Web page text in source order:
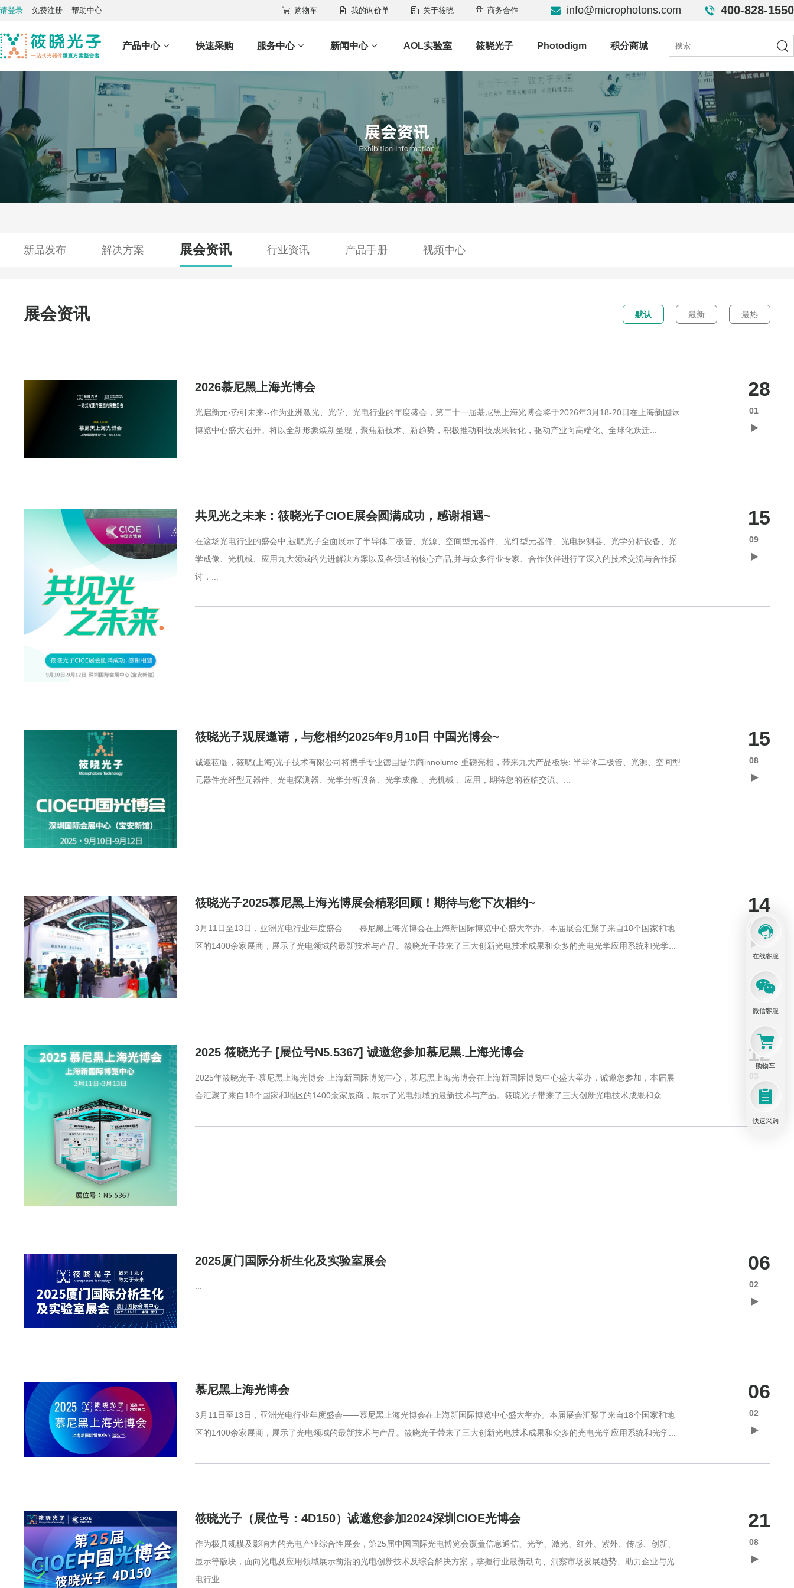
请登录 免费注册 帮助中心 购物车 我的询价单 关于筱晓 商务合作 info@microphotons.com 400-828-1550
产品中心 快速采购 服务中心 新闻中心 AOL实验室 筱晓光子 Photodigm 积分商城
在线客服
微信客服
购物车
快速采购
新品发布 解决方案 展会资讯 行业资讯 产品手册 视频中心
展会资讯 默认 最新 最热
2026慕尼黑上海光博会
光启新元·势引未来--作为亚洲激光、光学、光电行业的年度盛会，第二十一届慕尼黑上海光博会将于2026年3月18-20日在上海新国际
博览中心盛大召开。将以全新形象焕新呈现，聚焦新技术、新趋势，积极推动科技成果转化，驱动产业向高端化、全球化跃迁...
28
01
共见光之未来：筱晓光子CIOE展会圆满成功，感谢相遇~
在这场光电行业的盛会中,被晓光子全面展示了半导体二极管、光源、空间型元器件、光纤型元器件、光电探测器、光学分析设备、光
学成像、光机械、应用九大领域的先进解决方案以及各领域的核心产品,并与众多行业专家、合作伙伴进行了深入的技术交流与合作探
讨，...
15
09
筱晓光子观展邀请，与您相约2025年9月10日 中国光博会~
诚邀莅临，筱晓(上海)光子技术有限公司将携手专业德国提供商innolume 重磅亮相，带来九大产品板块: 半导体二极管、光源、空间型
元器件光纤型元器件、光电探测器、光学分析设备、光学成像 、光机械 、应用，期待您的莅临交流。...
15
08
筱晓光子2025慕尼黑上海光博展会精彩回顾！期待与您下次相约~
3月11日至13日，亚洲光电行业年度盛会——慕尼黑上海光博会在上海新国际博览中心盛大举办。本届展会汇聚了来自18个国家和地
区的1400余家展商，展示了光电领域的最新技术与产品。筱晓光子带来了三大创新光电技术成果和众多的光电光学应用系统和光学...
14
03
2025 筱晓光子 [展位号N5.5367] 诚邀您参加慕尼黑.上海光博会
2025年筱晓光子·慕尼黑上海光博会·上海新国际博览中心，慕尼黑上海光博会在上海新国际博览中心盛大举办，诚邀您参加，本届展
会汇聚了来自18个国家和地区的1400余家展商，展示了光电领域的最新技术与产品。筱晓光子带来了三大创新光电技术成果和众...
12
03
2025厦门国际分析生化及实验室展会
...
06
02
慕尼黑上海光博会
3月11日至13日，亚洲光电行业年度盛会——慕尼黑上海光博会在上海新国际博览中心盛大举办。本届展会汇聚了来自18个国家和地
区的1400余家展商，展示了光电领域的最新技术与产品。筱晓光子带来了三大创新光电技术成果和众多的光电光学应用系统和光学...
06
02
筱晓光子（展位号：4D150）诚邀您参加2024深圳CIOE光博会
作为极具规模及影响力的光电产业综合性展会，第25届中国国际光电博览会覆盖信息通信、光学、激光、红外、紫外、传感、创新、
显示等版块，面向光电及应用领域展示前沿的光电创新技术及综合解决方案，掌握行业最新动向、洞察市场发展趋势、助力企业与光
电行业...
21
08